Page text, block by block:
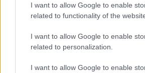
I want to allow Google to enable
related to functionality of the
I want to allow Google to enable
related to personalization.
I want to allow Google to enable
TEN HAG
NAK